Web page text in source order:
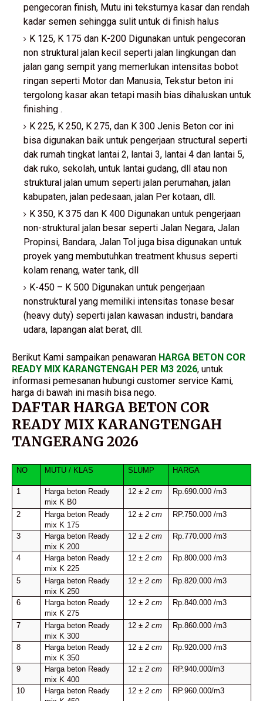
pengecoran finish, Mutu ini teksturnya kasar dan rendah
kadar semen sehingga sulit untuk di finish halus
K 125, K 175 dan K-200 Digunakan untuk pengecoran
non struktural jalan kecil seperti jalan lingkungan dan
jalan gang sempit yang memerlukan intensitas bobot
ringan seperti Motor dan Manusia, Tekstur beton ini
tergolong kasar akan tetapi masih bias dihaluskan untuk
finishing .
K 225, K 250, K 275, dan K 300 Jenis Beton cor ini
bisa digunakan baik untuk pengerjaan structural seperti
dak rumah tingkat lantai 2, lantai 3, lantai 4 dan lantai 5,
dak ruko, sekolah, untuk lantai gudang, dll atau non
struktural jalan umum seperti jalan perumahan, jalan
kabupaten, jalan pedesaan, jalan Per kotaan, dll.
K 350, K 375 dan K 400 Digunakan untuk pengerjaan
non-struktural jalan besar seperti Jalan Negara, Jalan
Propinsi, Bandara, Jalan Tol juga bisa digunakan untuk
proyek yang membutuhkan treatment khusus seperti
kolam renang, water tank, dll
K-450 – K 500 Digunakan untuk pengerjaan
nonstruktural yang memiliki intensitas tonase besar
(heavy duty) seperti jalan kawasan industri, bandara
udara, lapangan alat berat, dll.
Berikut Kami sampaikan penawaran HARGA BETON COR
READY MIX KARANGTENGAH PER M3 2026, untuk
informasi pemesanan hubungi customer service Kami,
harga di bawah ini masih bisa nego.
DAFTAR HARGA BETON COR
READY MIX KARANGTENGAH
TANGERANG 2026
NO MUTU / KLAS SLUMP HARGA
1
Harga beton Ready
mix K B0
12 ±2 cm Rp.690.000 /m3
2
Harga beton Ready
mix K 175
12 ±2 cm RP.750.000 /m3
3
Harga beton Ready
mix K 200
12 ±2 cm Rp.770.000 /m3
4
Harga beton Ready
mix K 225
12 ±2 cm Rp.800.000 /m3
5
Harga beton Ready
mix K 250
12 ±2 cm Rp.820.000 /m3
6
Harga beton Ready
mix K 275
12 ±2 cm Rp.840.000 /m3
7
Harga beton Ready
mix K 300
12 ±2 cm Rp.860.000 /m3
8
Harga beton Ready
mix K 350
12 ±2 cm Rp.920.000 /m3
9
Harga beton Ready
mix K 400
12 ±2 cm RP.940.000/m3
10
Harga beton Ready
12 ±2 cm RP.960.000/m3